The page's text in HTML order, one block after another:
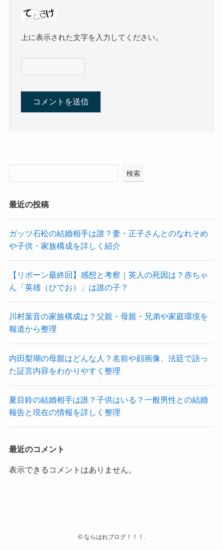
上に表示された文字を入力してください。
検索
最近の投稿
ガッツ石松の結婚相手は誰？妻・正子さんとのなれそめ
や子供・家族構成を詳しく紹介
【リボーン最終回】感想と考察｜英人の死因は？赤ちゃ
ん「英雄（ひでお）」は誰の子？
川村葉音の家族構成は？父親・母親・兄弟や家庭環境を
報道から整理
内田梨瑚の母親はどんな人？名前や顔画像、法廷で語っ
た証言内容をわかりやすく整理
夏目鈴の結婚相手は誰？子供はいる？一般男性との結婚
報告と現在の情報を詳しく整理
最近のコメント
表示できるコメントはありません。
©ならはれブログ！！！.